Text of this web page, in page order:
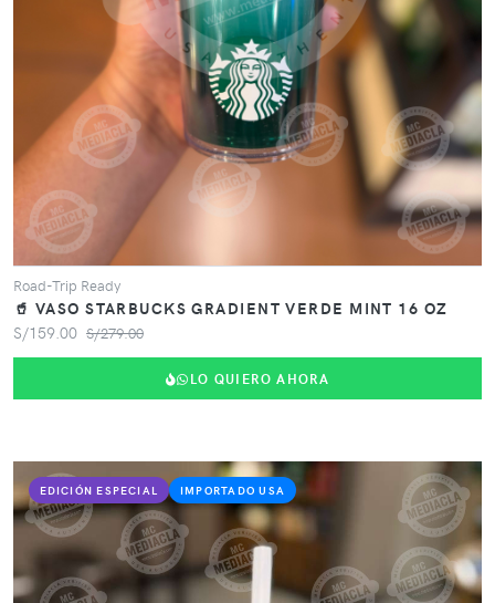
Road-Trip Ready
🥤 VASO STARBUCKS GRADIENT VERDE MINT 16 OZ
S/159.00 S/279.00
LO QUIERO AHORA
EDICIÓN ESPECIAL IMPORTADO USA